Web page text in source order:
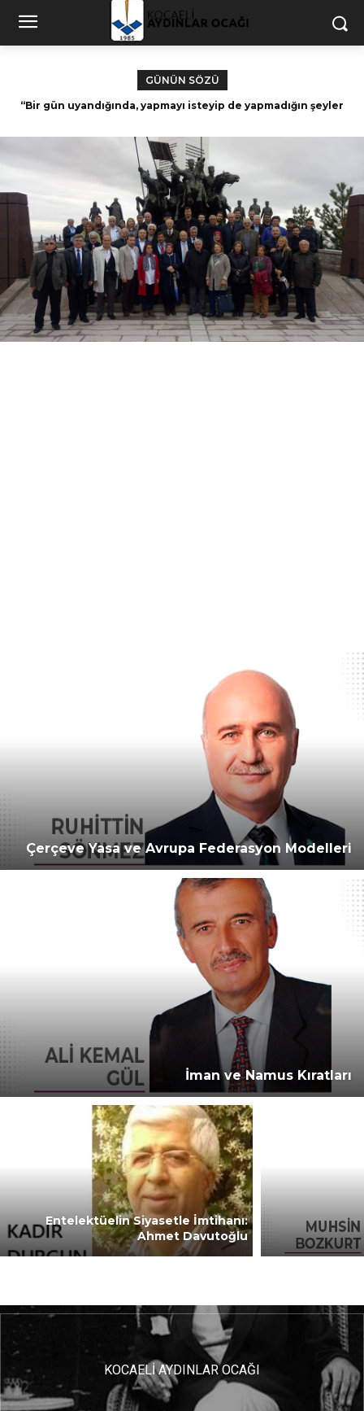
GÜNÜN SÖZÜ
“Bir gün uyandığında, yapmayı isteyip de yapmadığın şeyler
Dünyasına isyan etmeyen ruh, Allah’a teslim
Çerçeve Yasa ve Avrupa Federasyon Modelleri
İman ve Namus Kıratları
Entelektüelin Siyasetle İmtihanı:
Ahmet Davutoğlu
KOCAELİ AYDINLAR OCAĞI